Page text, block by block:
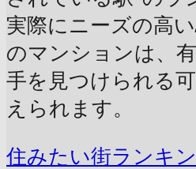
実際にニーズの高
のマンションは、
手を見つけられる
えられます。
住みたい街ランキ